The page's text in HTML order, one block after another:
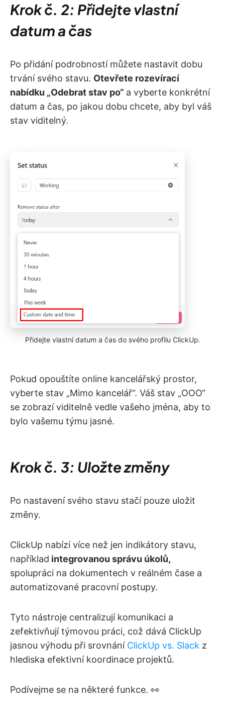
Krok č. 2: Přidejte vlastní
datum a čas
Po přidání podrobností můžete nastavit dobu
trvání svého stavu. Otevřete rozevírací
nabídku „Odebrat stav po“ a vyberte konkrétní
datum a čas, po jakou dobu chcete, aby byl váš
stav viditelný.
Přidejte vlastní datum a čas do svého profilu ClickUp.
Pokud opouštíte online kancelářský prostor,
vyberte stav „Mimo kancelář“. Váš stav „OOO“
se zobrazí viditelně vedle vašeho jména, aby to
bylo vašemu týmu jasné.
Krok č. 3: Uložte změny
Po nastavení svého stavu stačí pouze uložit
změny.
ClickUp nabízí více než jen indikátory stavu,
například integrovanou správu úkolů,
spolupráci na dokumentech v reálném čase a
automatizované pracovní postupy.
Tyto nástroje centralizují komunikaci a
zefektivňují týmovou práci, což dává ClickUp
jasnou výhodu při srovnání ClickUp vs. Slack z
hlediska efektivní koordinace projektů.
Podívejme se na některé funkce. 👀